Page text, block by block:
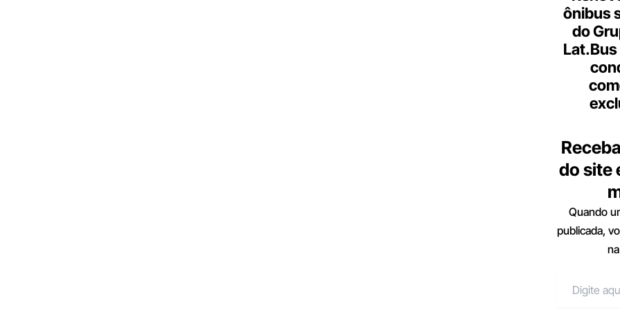
ônibus
do
do site
Quando
publicada,